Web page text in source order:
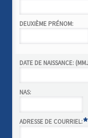
DEUXIÈME PRÉNOM:
DATE DE NAISSANCE:
NAS:
ADRESSE DE COURRIEL:*